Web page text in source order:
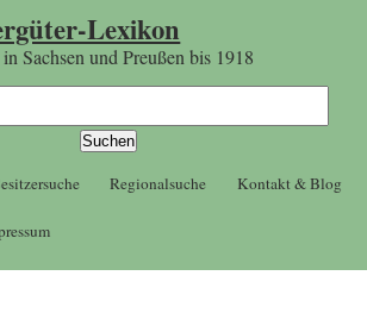
Lexikon
Sachsen und Preußen bis 1918
Regionalsuche Kontakt & Blog